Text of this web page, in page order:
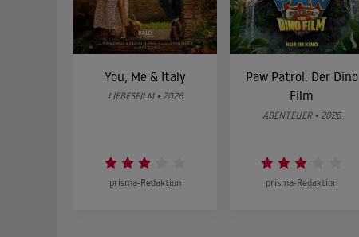
You, Me & Italy
LIEBESFILM • 2026
prisma-Redaktion
Paw Patrol: Der Dino
Film
ABENTEUER • 2026
prisma-Redaktion